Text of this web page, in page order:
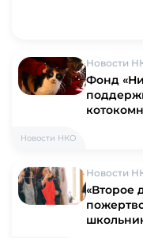
Новости НКО
Новости
Фонд
Новости
«Второе